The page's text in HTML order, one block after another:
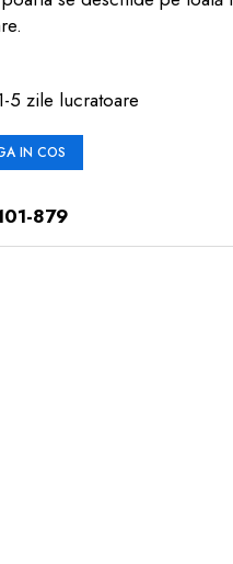
5 zile lucratoare
IN COS
879